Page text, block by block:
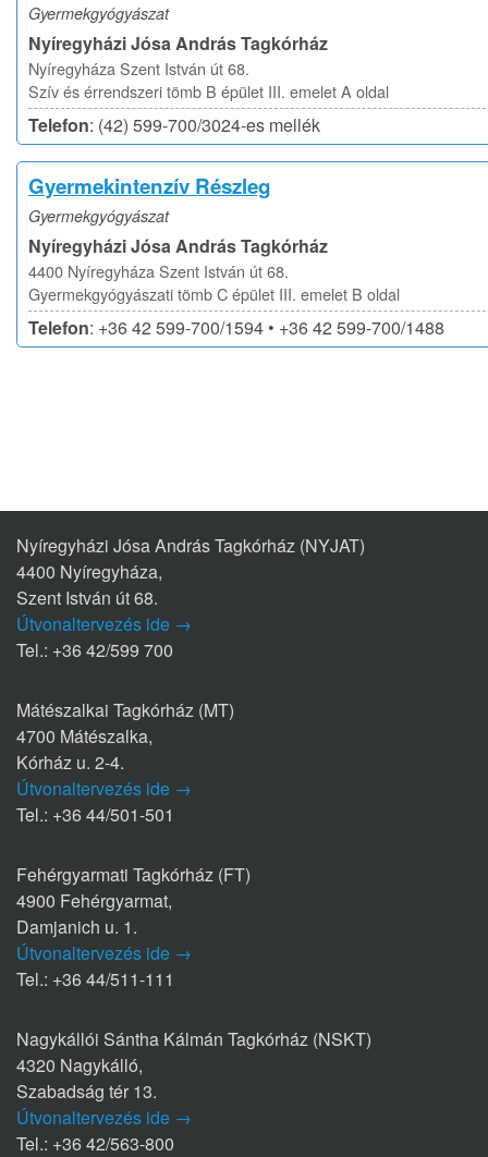
Gyermekgyógyászat
Nyíregyházi Jósa András Tagkórház
Nyíregyháza Szent István út 68.
Szív és érrendszeri tömb B épület III. emelet A oldal
Telefon: (42) 599-700/3024-es mellék
Gyermekintenzív Részleg
Gyermekgyógyászat
Nyíregyházi Jósa András Tagkórház
4400 Nyíregyháza Szent István út 68.
Gyermekgyógyászati tömb C épület III. emelet B oldal
Telefon: +36 42 599-700/1594 • +36 42 599-700/1488
Nyíregyházi Jósa András Tagkórház (NYJAT)
4400 Nyíregyháza,
Szent István út 68.
Útvonaltervezés ide →
Tel.: +36 42/599 700
Mátészalkai Tagkórház (MT)
4700 Mátészalka,
Kórház u. 2-4.
Útvonaltervezés ide →
Tel.: +36 44/501-501
Fehérgyarmati Tagkórház (FT)
4900 Fehérgyarmat,
Damjanich u. 1.
Útvonaltervezés ide →
Tel.: +36 44/511-111
Nagykállói Sántha Kálmán Tagkórház (NSKT)
4320 Nagykálló,
Szabadság tér 13.
Útvonaltervezés ide →
Tel.: +36 42/563-800